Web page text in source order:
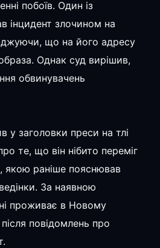
побоїв. Один із
інцидент злочином на
що на його адресу
Однак суд вирішив,
обвинувачень
у заголовки преси на тлі
те, що він нібито переміг
якою раніше пояснював
За наявною
проживає в Новому
повідомлень про